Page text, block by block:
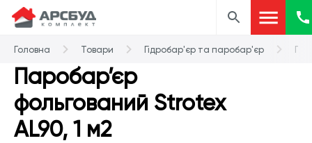
Головна Товари Гідробар'єр та паробар'єр
Паробар’єр
фольгований Strotex
AL90, 1 м2